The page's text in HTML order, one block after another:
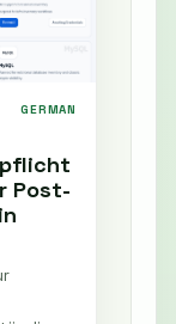
GERMAN
Post-